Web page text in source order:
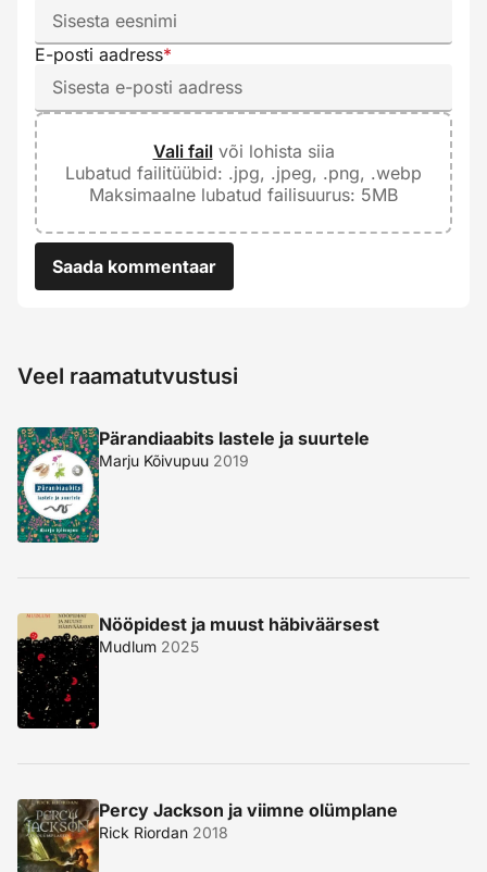
E-posti aadress*
Vali fail või lohista siia
Lubatud failitüübid: .jpg, .jpeg, .png, .webp
Maksimaalne lubatud failisuurus: 5MB
Saada kommentaar
Veel raamatutvustusi
Pärandiaabits lastele ja suurtele
Marju Kõivupuu 2019
Nööpidest ja muust häbiväärsest
Mudlum 2025
Percy Jackson ja viimne olümplane
Rick Riordan 2018